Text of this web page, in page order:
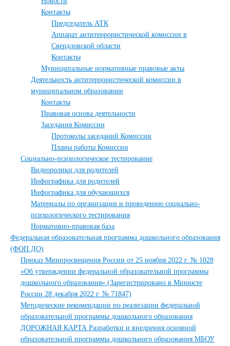
Контакты
Председатель АТК
Аппарат антитеррористической комиссии в
Свердловской области
Контакты
Муниципальные нормативные правовые акты
Деятельность антитеррористической комиссии в
муниципальном образовании
Контакты
Правовая основа деятельности
Заседания Комиссии
Протоколы заседаний Комиссии
Планы работы Комиссии
Социально-психологическое тестирование
Видеоролики для родителей
Инфографика для родителей
Инфографика для обучающихся
Материалы по организации и проведению социально-
психологического тестирования
Нормативно-правовая база
Федеральная образовательная программа дошкольного образования
(ФОП ДО)
Приказ Минпросвещения России от 25 ноября 2022 г. № 1028
«Об утверждении федеральной образовательной программы
дошкольного образования» (Зарегистрировано в Минюсте
России 28 декабря 2022 г. № 71847)
Методические рекомендации по реализации федеральной
образовательной программы дошкольного образования
ДОРОЖНАЯ КАРТА Разработки и внедрения основной
образовательной программы дошкольного образования МБОУ